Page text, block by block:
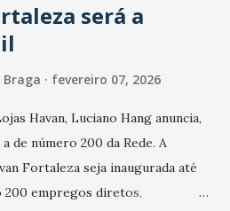
será a
fevereiro 07, 2026
Havan, Luciano Hang anuncia,
de número 200 da Rede. A
Fortaleza seja inaugurada até
200 empregos diretos,